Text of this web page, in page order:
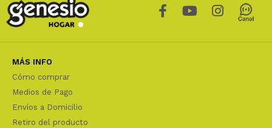
MÁS INFO
Cómo comprar
Medios de Pago
Envíos a Domicilio
Retiro del producto